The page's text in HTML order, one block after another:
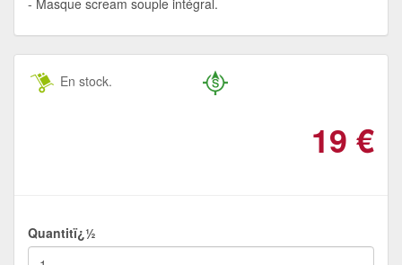
En stock.
19 €
Quantitï¿½